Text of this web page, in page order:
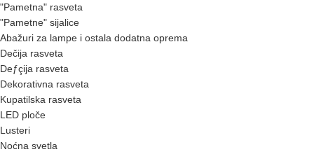
"Pametna" rasveta
"Pametne" sijalice
Abažuri za lampe i ostala dodatna oprema
Dečija rasveta
Deƒçija rasveta
Dekorativna rasveta
Kupatilska rasveta
LED ploče
Lusteri
Noćna svetla